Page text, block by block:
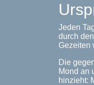
Jeden
durch
Gezeiten
Die
Mond an
hinzieht: